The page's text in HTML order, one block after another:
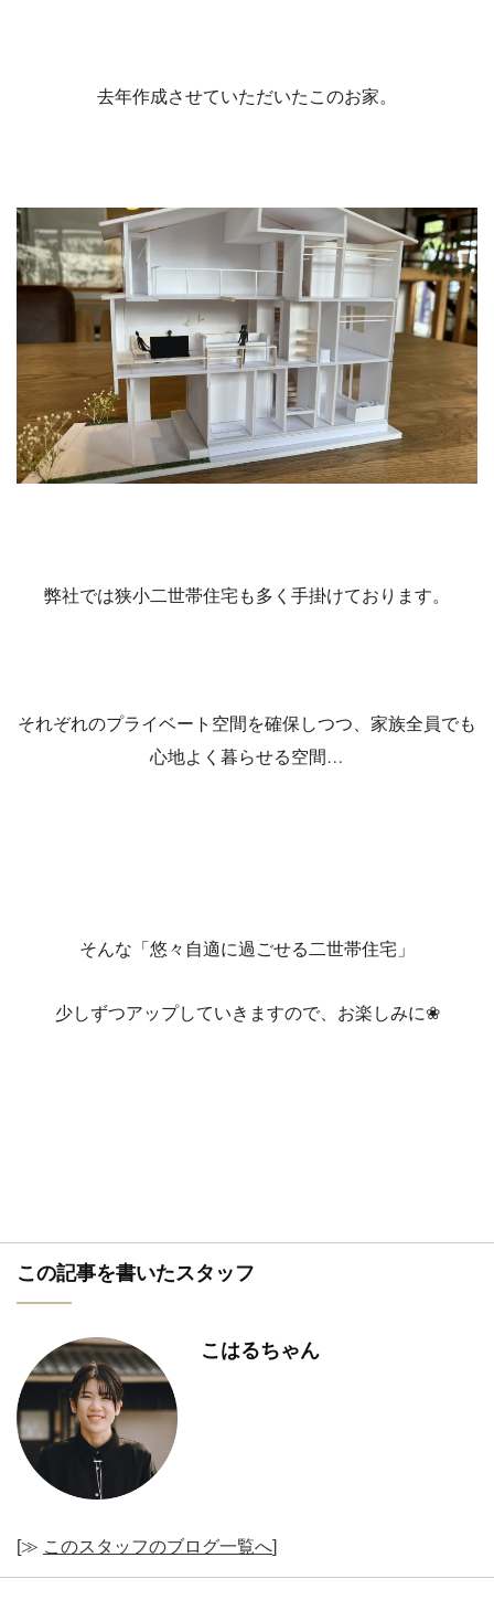
去年作成させていただいたこのお家。
弊社では狭小二世帯住宅も多く手掛けております。
それぞれのプライベート空間を確保しつつ、家族全員でも
心地よく暮らせる空間…
そんな「悠々自適に過ごせる二世帯住宅」
少しずつアップしていきますので、お楽しみに❀
この記事を書いたスタッフ
こはるちゃん
[≫ このスタッフのブログ一覧へ]